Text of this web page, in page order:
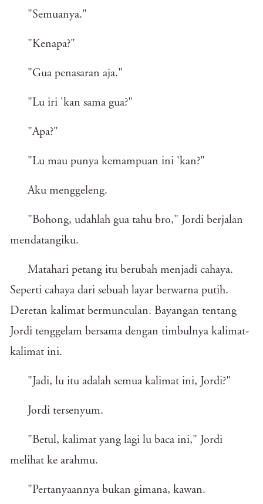
"Semuanya."
"Kenapa?"
"Gua penasaran aja."
"Lu iri 'kan sama gua?"
"Apa?"
"Lu mau punya kemampuan ini 'kan?"
Aku menggeleng.
"Bohong, udahlah gua tahu bro," Jordi berjalan
mendatangiku.
Matahari petang itu berubah menjadi cahaya.
Seperti cahaya dari sebuah layar berwarna putih.
Deretan kalimat bermunculan. Bayangan tentang
Jordi tenggelam bersama dengan timbulnya kalimat-
kalimat ini.
"Jadi, lu itu adalah semua kalimat ini, Jordi?"
Jordi tersenyum.
"Betul, kalimat yang lagi lu baca ini," Jordi
melihat ke arahmu.
"Pertanyaannya bukan gimana, kawan.